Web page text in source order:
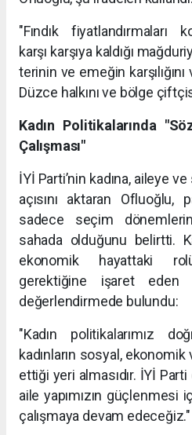
"Fındık fiyatlandırmaları
karşı karşıya kaldığı
terinin ve emeğin
Düzce halkını ve bölge
Kadın Politikalarında
Çalışması"
İYİ Parti’nin kadına, aileye
açısını aktaran Ofluoğlu,
sadece seçim
sahada olduğunu belirtti.
ekonomik hayattaki
gerektiğine işaret eden
değerlendirmede bulundu:
"Kadın politikalarımız
kadınların sosyal,
ettiği yeri almasıdır. İYİ Parti
aile yapımızın güçlenmesi
çalışmaya devam edeceğiz."